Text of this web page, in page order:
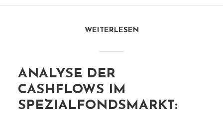
WEITERLESEN
ANALYSE DER
CASHFLOWS IM
SPEZIALFONDSMARKT: